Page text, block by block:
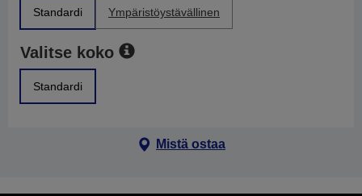
Standardi Ympäristöystävällinen
Valitse koko
Standardi
Mistä ostaa